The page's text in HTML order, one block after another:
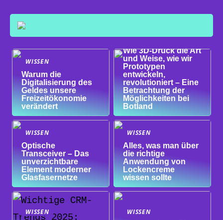
WISSEN
Warum die
Digitalisierung des
Geldes unsere
Freizeitökonomie
verändert
WISSEN
Wie 3D-Druck die Art
und Weise, wie wir
Prototypen
entwickeln,
revolutioniert – Eine
Betrachtung der
Möglichkeiten bei
Botland
WISSEN
Optische
Transceiver – Das
unverzichtbare
Element moderner
Glasfasernetze
WISSEN
Alles, was man über
die richtige
Anwendung von
Lockencreme
wissen sollte
WISSEN WISSEN